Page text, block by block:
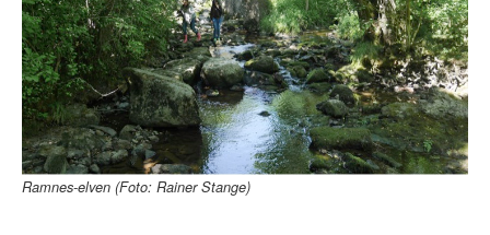
Ramnes-elven (Foto: Rainer Stange)